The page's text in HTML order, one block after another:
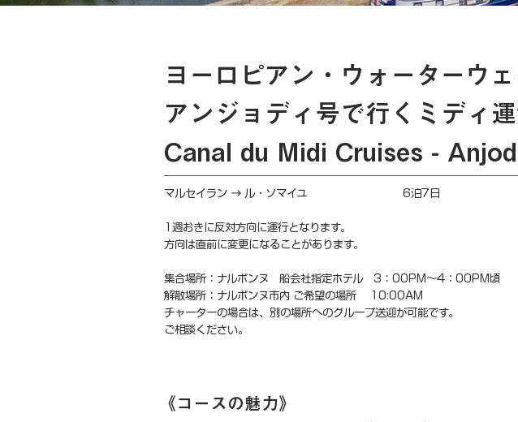
《​コースの魅力》
ヨーロピアン・ウォーターウェ
Canal du Midi Cruises -
アンジョディ号で行くミディ
マルセイラン → ル・ソマイユ 6泊7日
1週おきに反対方向に運行となります。
方向は直前に変更になることがあります。
集合場所：ナルボンヌ 船会社指定ホテル 3：00PM～4：00PM頃
解散場所：ナルボンヌ市内 ご希望の場所 10:00AM
チャーターの場合は、別の場所へのグループ送迎が可能です。
ご相談ください。